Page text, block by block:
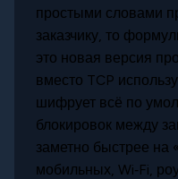
простыми словами
заказчику, то
это новая версия
вместо TCP
шифрует всё по
блокировок между
заметно быстрее на
мобильных, Wi‑Fi,